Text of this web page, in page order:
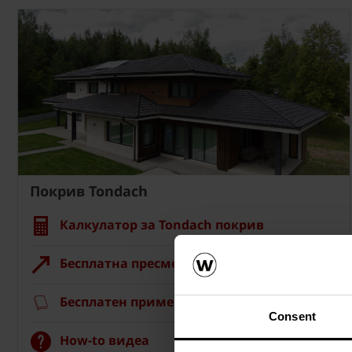
Consent
Покрив Tondach
Калкулатор за Tondach покрив
Бесплатна пресметка на материјалот
Бесплатен примерок на ќерамида
How-to видеа